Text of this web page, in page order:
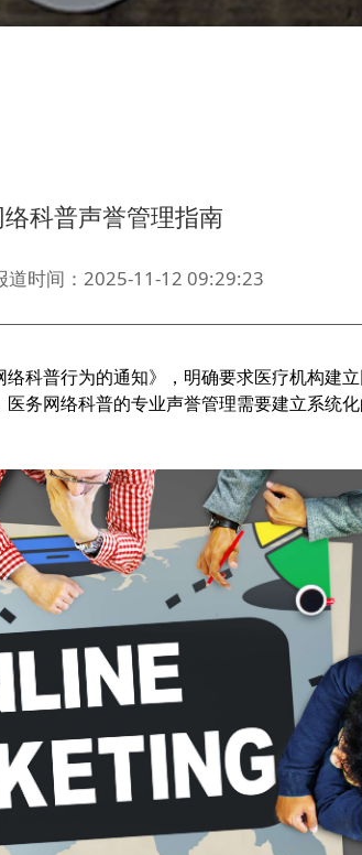
科普声誉管理指南
道时间：2025-11-12 09:29:23
科普行为的通知》，明确要求医疗机构建
医务网络科普的专业声誉管理需要建立系统